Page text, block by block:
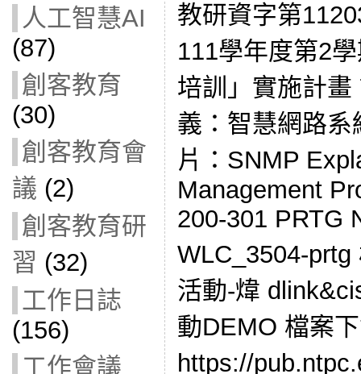
人工智慧AI
(87)
創客教育
(30)
創客教育會
議 (2)
創客教育研
習 (32)
工作日誌
(156)
工作會議
教研資字第
111學年度第2
培訓」實施計
義：智慧網路
片：SNMP
Management
200-301 PRTG
WLC_3504-
活動-煒
動DEMO 檔案
https://